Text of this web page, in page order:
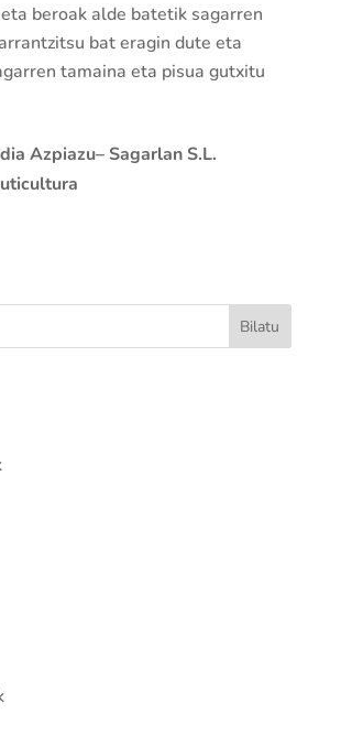
beroak alde batetik sagarren
bat eragin dute eta
tamaina eta pisua gutxitu
Azpiazu– Sagarlan S.L.